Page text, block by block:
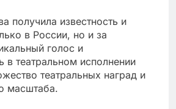
получила известность и
в России, но и за
голос и
в театральном исполнении
театральных наград и
масштаба.